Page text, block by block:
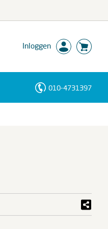
Inloggen
010-4731397